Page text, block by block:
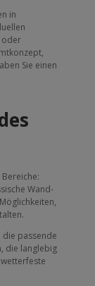
in
oder
Sie einen
Wand-
die passende
die langlebig